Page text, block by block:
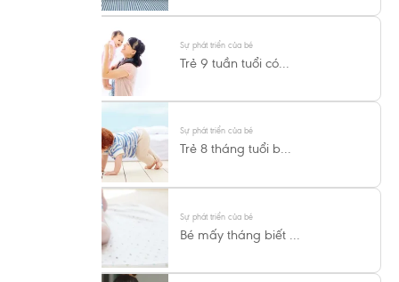
Sự phát triển của bé
Trẻ 9 tuần tuổi có...
Sự phát triển của bé
Trẻ 8 tháng tuổi b...
Sự phát triển của bé
Bé mấy tháng biết ...